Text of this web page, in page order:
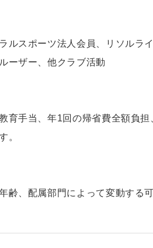
ルスポーツ法人会員、リソルラ
ーザー、他クラブ活動
育手当、年1回の帰省費全額負担
。
齢、配属部門によって変動する